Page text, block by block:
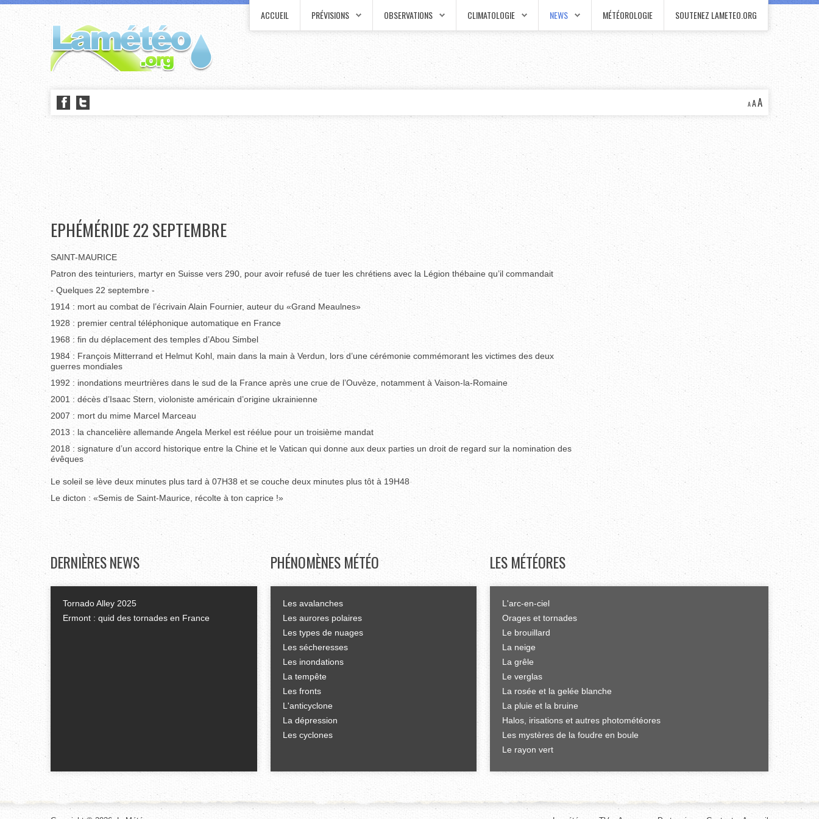
ACCUEIL PRÉVISIONS OBSERVATIONS CLIMATOLOGIE NEWS MÉTÉOROLOGIE SOUTENEZ LAMETEO.ORG
AAA
EPHÉMÉRIDE 22 SEPTEMBRE
SAINT-MAURICE
Patron des teinturiers, martyr en Suisse vers 290, pour avoir refusé de tuer les chrétiens avec la Légion thébaine qu’il commandait
- Quelques 22 septembre -
1914 : mort au combat de l’écrivain Alain Fournier, auteur du «Grand Meaulnes»
1928 : premier central téléphonique automatique en France
1968 : fin du déplacement des temples d’Abou Simbel
1984 : François Mitterrand et Helmut Kohl, main dans la main à Verdun, lors d’une cérémonie commémorant les victimes des deux
guerres mondiales
1992 : inondations meurtrières dans le sud de la France après une crue de l’Ouvèze, notamment à Vaison-la-Romaine
2001 : décès d’Isaac Stern, violoniste américain d’origine ukrainienne
2007 : mort du mime Marcel Marceau
2013 : la chancelière allemande Angela Merkel est réélue pour un troisième mandat
2018 : signature d’un accord historique entre la Chine et le Vatican qui donne aux deux parties un droit de regard sur la nomination des
évêques
Le soleil se lève deux minutes plus tard à 07H38 et se couche deux minutes plus tôt à 19H48
Le dicton : «Semis de Saint-Maurice, récolte à ton caprice !»
DERNIÈRESNEWS
Tornado Alley 2025
Ermont : quid des tornades en France
PHÉNOMÈNES MÉTÉO
Les avalanches
Les aurores polaires
Les types de nuages
Les sécheresses
Les inondations
La tempête
Les fronts
L'anticyclone
La dépression
Les cyclones
LES MÉTÉORES
L'arc-en-ciel
Orages et tornades
Le brouillard
La neige
La grêle
Le verglas
La rosée et la gelée blanche
La pluie et la bruine
Halos, irisations et autres photométéores
Les mystères de la foudre en boule
Le rayon vert